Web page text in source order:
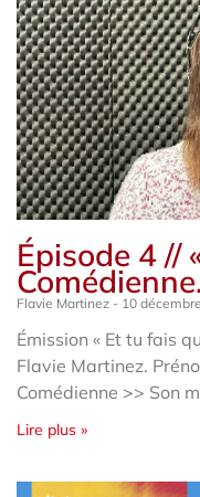
Épisode 4 //
Flavie Martinez 10
Émission « Et tu fais
Flavie Martinez.
Comédienne >> Son
Lire plus »